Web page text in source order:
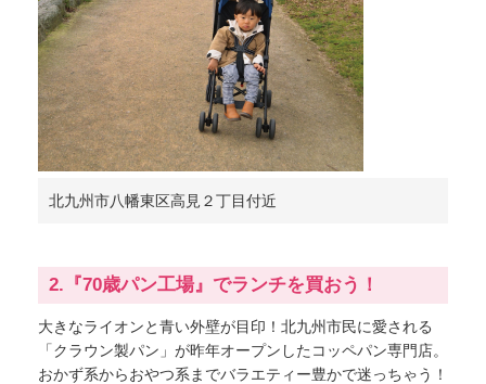
北九州市八幡東区高見２丁目付近
2.『70歳パン工場』でランチを買おう！
大きなライオンと青い外壁が目印！北九州市民に愛される
「クラウン製パン」が昨年オープンしたコッペパン専門店。
おかず系からおやつ系までバラエティー豊かで迷っちゃう！